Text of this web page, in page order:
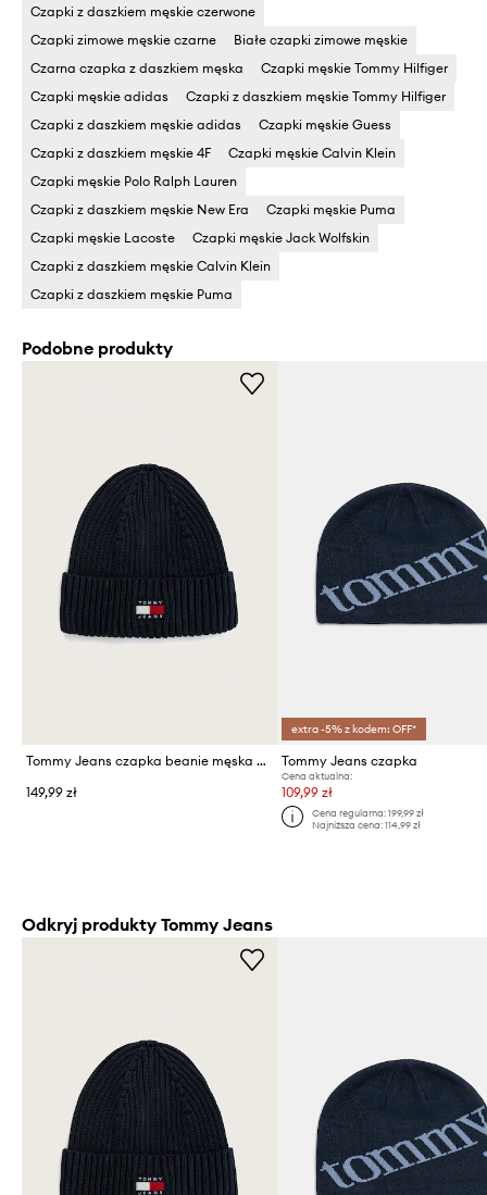
Czapki z daszkiem męskie czerwone
Czapki zimowe męskie czarne
Białe czapki zimowe męskie
Czarna czapka z daszkiem męska
Czapki męskie Tommy Hilfiger
Czapki męskie adidas
Czapki z daszkiem męskie Tommy Hilfiger
Czapki z daszkiem męskie adidas
Czapki męskie Guess
Czapki z daszkiem męskie 4F
Czapki męskie Calvin Klein
Czapki męskie Polo Ralph Lauren
Czapki z daszkiem męskie New Era
Czapki męskie Puma
Czapki męskie Lacoste
Czapki męskie Jack Wolfskin
Czapki z daszkiem męskie Calvin Klein
Czapki z daszkiem męskie Puma
Podobne produkty
Tommy Jeans czapka beanie męska bawełniana
149,99 zł
extra -5% z kodem: OFF*
Tommy Jeans czapka
Cena aktualna:
109,99 zł
Cena regularna: 199,99 zł
Najniższa cena: 114,99 zł
Odkryj produkty Tommy Jeans